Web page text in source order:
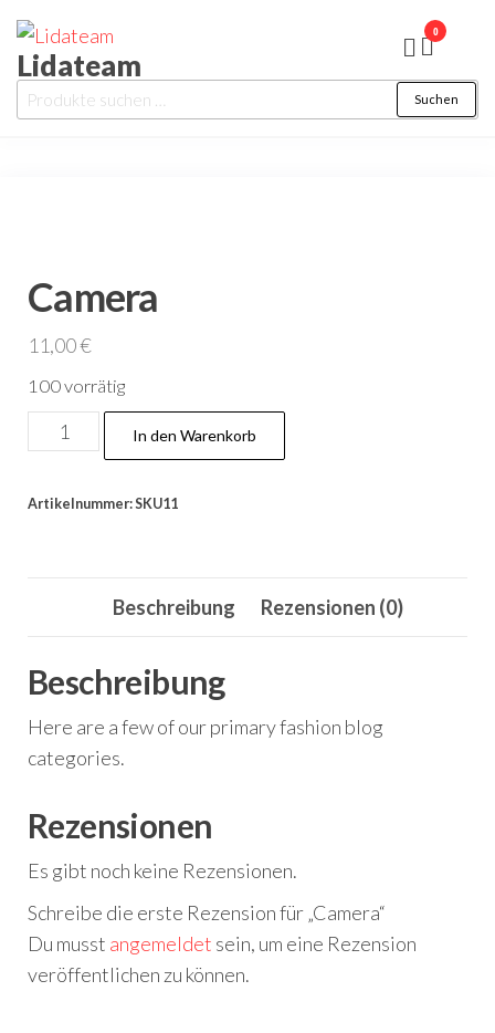
Zum
Inhalt
springen
Lidateam
nach:
Suchen
0
Camera
11,00€
100 vorrätig
Camera
Menge
In den Warenkorb
Artikelnummer:SKU11
Beschreibung Rezensionen (0)
Beschreibung
Here are a few of our primary fashion blog
categories.
Rezensionen
Es gibt noch keine Rezensionen.
Schreibe die erste Rezension für „Camera“
Du musst angemeldet sein, um eine Rezension
veröffentlichen zu können.